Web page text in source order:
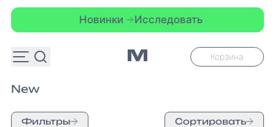
Новинки Исследовать
Корзина
New
Фильтры Сортировать